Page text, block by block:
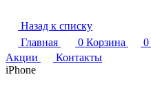
Назад к списку
Главная
0 Корзина 0
Акции
Контакты
iPhone